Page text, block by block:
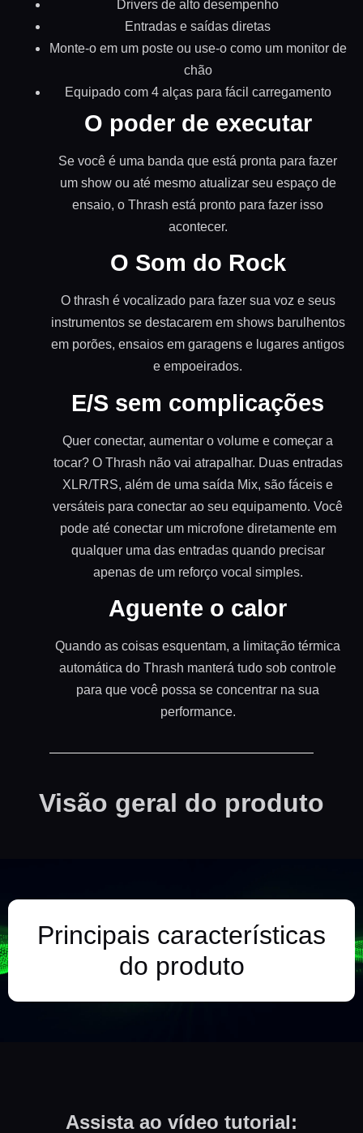
Drivers de alto desempenho
Entradas e saídas diretas
Monte-o em um poste ou use-o como um monitor de
chão
Equipado com 4 alças para fácil carregamento
O poder de executar
Se você é uma banda que está pronta para fazer
um show ou até mesmo atualizar seu espaço de
ensaio, o Thrash está pronto para fazer isso
acontecer.
O Som do Rock
O thrash é vocalizado para fazer sua voz e seus
instrumentos se destacarem em shows barulhentos
em porões, ensaios em garagens e lugares antigos
e empoeirados.
E/S sem complicações
Quer conectar, aumentar o volume e começar a
tocar? O Thrash não vai atrapalhar. Duas entradas
XLR/TRS, além de uma saída Mix, são fáceis e
versáteis para conectar ao seu equipamento. Você
pode até conectar um microfone diretamente em
qualquer uma das entradas quando precisar
apenas de um reforço vocal simples.
Aguente o calor
Quando as coisas esquentam, a limitação térmica
automática do Thrash manterá tudo sob controle
para que você possa se concentrar na sua
performance.
Visão geral do produto
Principais características
do produto
Assista ao vídeo tutorial: